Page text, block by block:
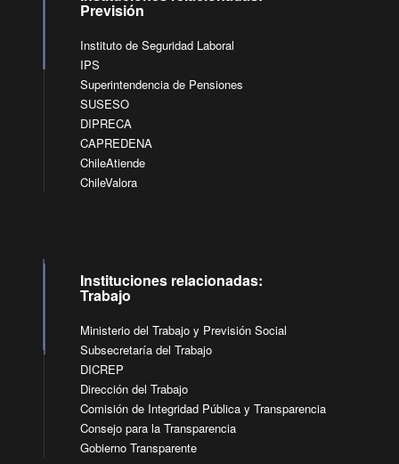
Previsión
Instituto de Seguridad Laboral
IPS
Superintendencia de Pensiones
SUSESO
DIPRECA
CAPREDENA
ChileAtiende
ChileValora
Instituciones relacionadas:
Trabajo
Ministerio del Trabajo y Previsión Social
Subsecretaría del Trabajo
DICREP
Dirección del Trabajo
Comisión de Integridad Pública y Transparencia
Consejo para la Transparencia
Gobierno Transparente